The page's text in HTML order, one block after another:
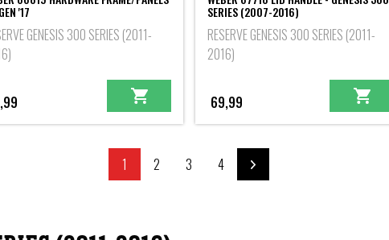
'17
GENESIS 300 SERIES (2011-
SERIES (2007-2016)
RESERVE GENESIS 300 SERIES (2011-
2016)
69,99
1 2 3 4